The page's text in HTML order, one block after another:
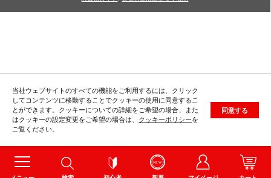
当社ウェブサイトのすべての機能をご利用するには、クリック
してコンテンツに移動することでクッキーの使用に同意するこ
とができます。クッキーについての詳細をご希望の場合、また
はクッキーの設定変更をご希望の場合は、 クッキーポリシーを
ご覧ください。
同意する